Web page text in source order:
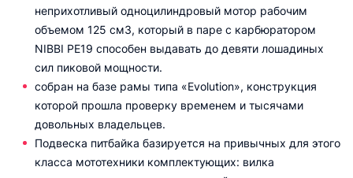
неприхотливый одноцилиндровый мотор рабочим
объемом 125 см3, который в паре с карбюратором
NIBBI PE19 способен выдавать до девяти лошадиных
сил пиковой мощности.
собран на базе рамы типа «Evolution», конструкция
которой прошла проверку временем и тысячами
довольных владельцев.
Подвеска питбайка базируется на привычных для этого
класса мототехники комплектующих: вилка